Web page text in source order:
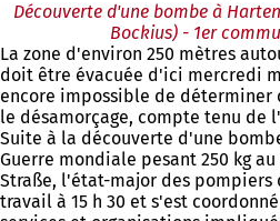
Découverte d'une bombe à
Bockius) - 1er
La zone d'environ 250 mètres
doit être évacuée d'ici mercredi
encore impossible de déterminer
le désamorçage, compte tenu de
Suite à la découverte d'une
Guerre mondiale pesant 250 kg
Straße, l'état-major des pompiers
travail à 15 h 30 et s'est